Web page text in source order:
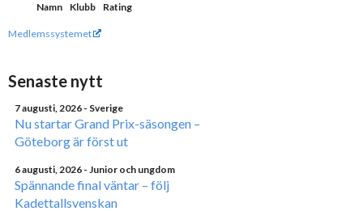
Namn Klubb Rating
Medlemssystemet
Senaste nytt
7 augusti, 2026 - Sverige
Nu startar Grand Prix-säsongen –
Göteborg är först ut
6 augusti, 2026 - Junior och ungdom
Spännande final väntar – följ
Kadettallsvenskan